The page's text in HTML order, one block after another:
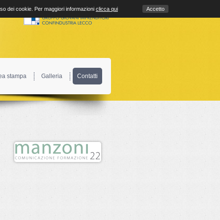
stampa Galleria Contatti
dei cookie. Per maggiori informazioni clicca qui Accetto